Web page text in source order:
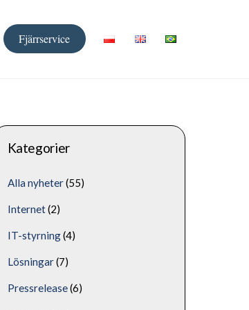
Fjärrservice
Kategorier
Alla nyheter(55)
Internet(2)
IT-styrning(4)
Lösningar(7)
Pressrelease(6)